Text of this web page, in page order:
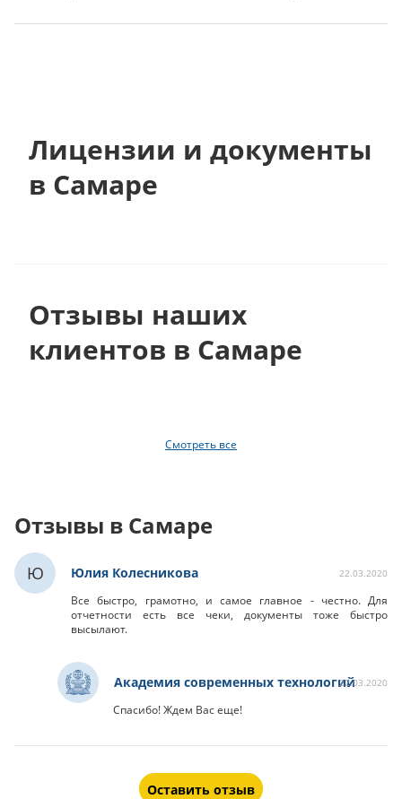
Лицензии и документы
в Самаре
Отзывы наших
клиентов в Самаре
Смотреть все
Отзывы в Самаре
Ю Юлия Колесникова 22.03.2020
Все быстро, грамотно, и самое главное - честно. Для
отчетности есть все чеки, документы тоже быстро
высылают.
Академия современных технологий22.03.2020
Спасибо! Ждем Вас еще!
Оставить отзыв